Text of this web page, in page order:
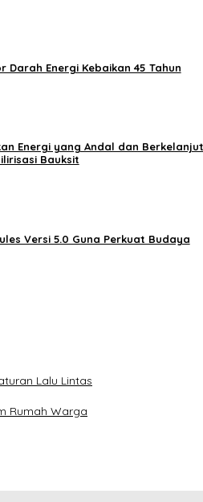
Darah Energi Kebaikan 45 Tahun
Energi yang Andal dan
Bauksit
Versi 5.0 Guna Perkuat Budaya
Lalu Lintas
Rumah Warga